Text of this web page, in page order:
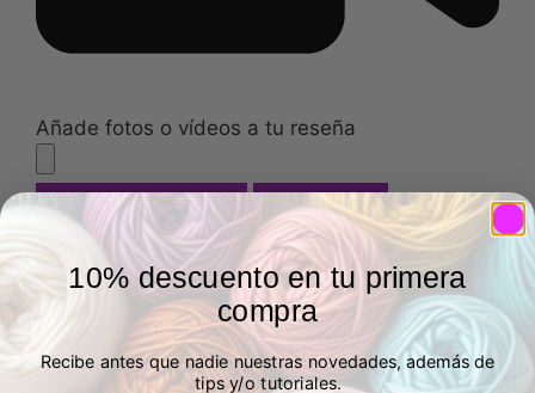
Añade fotos o vídeos a tu reseña
Enviar Cancelar
Productos relacionados
10% descuento en tu primera
compra
Recibe antes que nadie nuestras novedades, además de
tips y/o tutoriales.